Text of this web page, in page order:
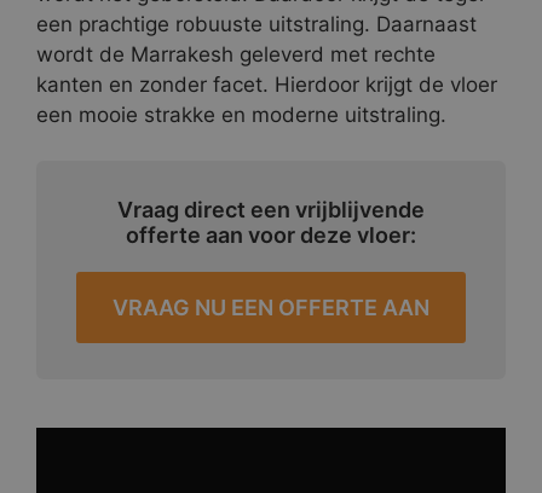
een prachtige robuuste uitstraling. Daarnaast
wordt de Marrakesh geleverd met rechte
kanten en zonder facet. Hierdoor krijgt de vloer
een mooie strakke en moderne uitstraling.
Vraag direct een vrijblijvende
offerte aan voor deze vloer:
VRAAG NU EEN OFFERTE AAN